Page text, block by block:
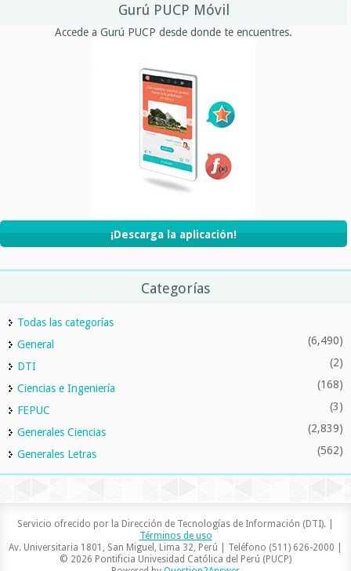
Gurú PUCP Móvil
Accede a Gurú PUCP desde donde te encuentres.
¡Descarga la aplicación!
Categorías
Todas las categorías
General
(6,490)
DTI (2)
Ciencias e Ingeniería (168)
FEPUC (3)
Generales Ciencias (2,839)
Generales Letras (562)
Servicio ofrecido por la Dirección de Tecnologías de Información (DTI). |
Términos de uso
Av. Universitaria 1801, San Miguel, Lima 32, Perú | Teléfono (511) 626-2000 |
© 2026 Pontificia Univesidad Católica del Perú (PUCP)